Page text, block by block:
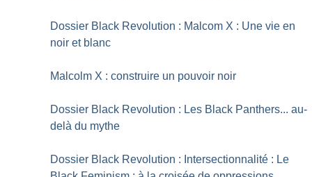
Dossier Black Revolution : Malcom X : Une vie en
noir et blanc
Malcolm X : construire un pouvoir noir
Dossier Black Revolution : Les Black Panthers... au-
delà du mythe
Dossier Black Revolution : Intersectionnalité : Le